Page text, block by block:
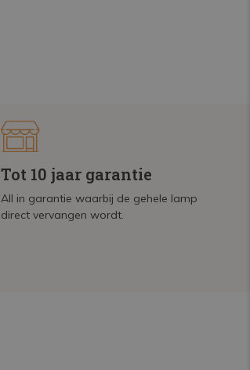
Tot 10 jaar garantie
All in garantie waarbij de gehele lamp
direct vervangen wordt.